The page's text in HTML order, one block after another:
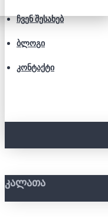
ᲩᲕᲔᲜ ᲨᲔᲡᲐᲮᲔᲑ
ᲑᲚᲝᲒᲘ
ᲙᲝᲜᲢᲐᲥᲢᲘ
ᲙᲐᲚᲐᲗᲐ